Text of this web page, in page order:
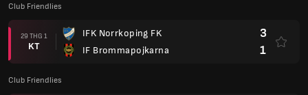
Club Friendlies
29 THG 1
KT
IFK Norrkoping FK
IF Brommapojkarna
3
1
Club Friendlies